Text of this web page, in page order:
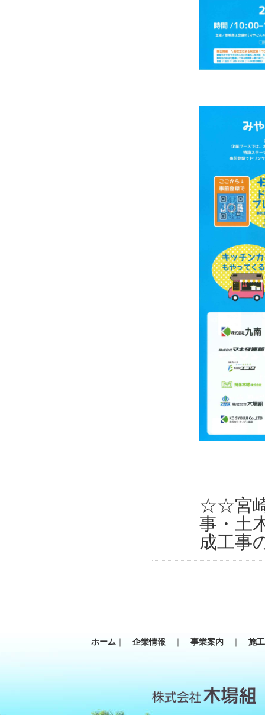
☆☆宮崎
事・土
成工事
ホーム ｜ 企業情報 ｜ 事業案内 ｜ 施